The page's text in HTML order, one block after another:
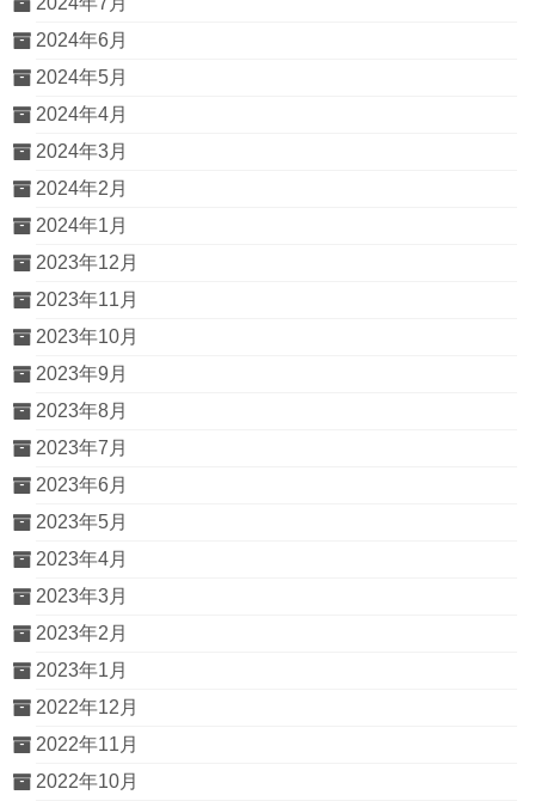
2024年6月
2024年5月
2024年4月
2024年3月
2024年2月
2024年1月
2023年12月
2023年11月
2023年10月
2023年9月
2023年8月
2023年7月
2023年6月
2023年5月
2023年4月
2023年3月
2023年2月
2023年1月
2022年12月
2022年11月
2022年10月